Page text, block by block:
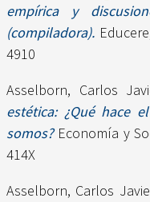
empírica y
(compiladora).
4910
Asselborn, Carlos
estética: ¿Qué hace
somos?Economía y
414X
Asselborn, Carlos